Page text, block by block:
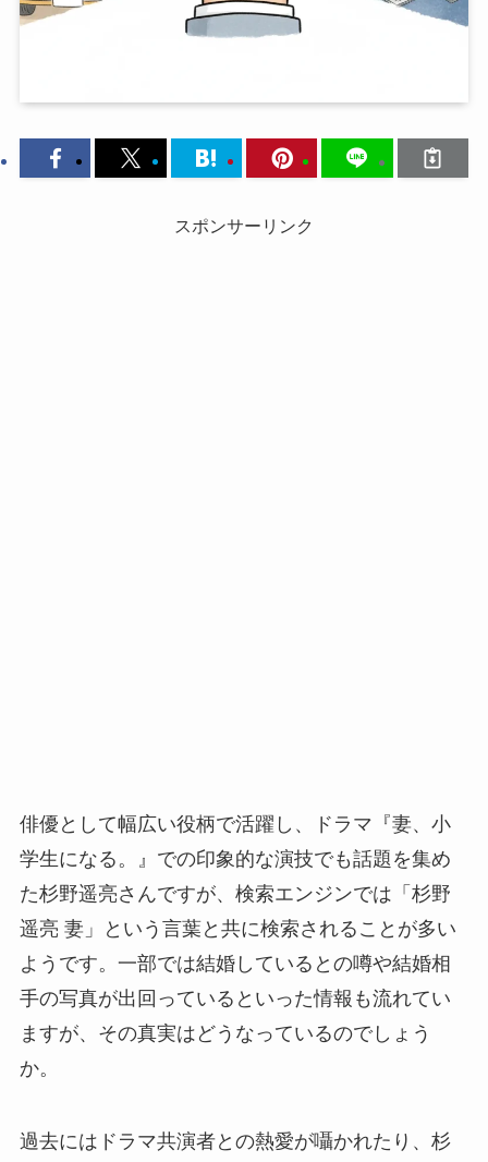
スポンサーリンク
俳優として幅広い役柄で活躍し、ドラマ『妻、小
学生になる。』での印象的な演技でも話題を集め
た杉野遥亮さんですが、検索エンジンでは「杉野
遥亮 妻」という言葉と共に検索されることが多い
ようです。一部では結婚しているとの噂や結婚相
手の写真が出回っているといった情報も流れてい
ますが、その真実はどうなっているのでしょう
か。
過去にはドラマ共演者との熱愛が囁かれたり、杉